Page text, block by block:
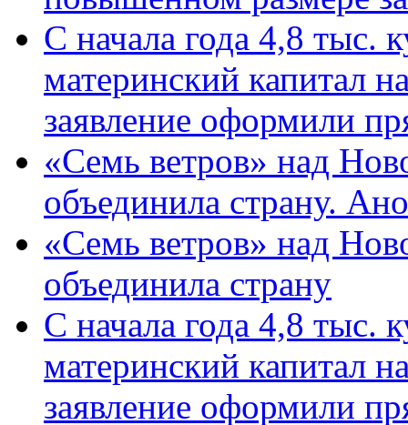
С начала года 4,8 тыс.
материнский капитал
заявление оформили
«Семь ветров» над
объединила страну.
«Семь ветров» над
объединила страну
С начала года 4,8 тыс.
материнский капитал
заявление оформили